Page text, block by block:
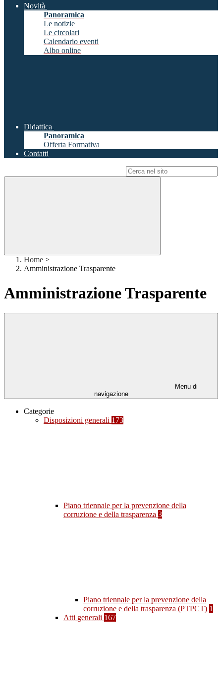
Novità
Panoramica
Le notizie
Le circolari
Calendario eventi
Albo online
Didattica
Panoramica
Offerta Formativa
Contatti
Home >
Amministrazione Trasparente
Amministrazione Trasparente
Menu di
navigazione
Categorie
Disposizioni generali 173
Piano triennale per la prevenzione della
corruzione e della trasparenza 3
Piano triennale per la prevenzione della
corruzione e della trasparenza (PTPCT) 1
Atti generali 167